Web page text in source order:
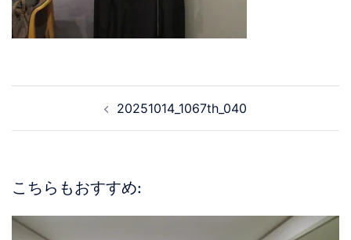
20251014_1067th_040
こちらもおすすめ: